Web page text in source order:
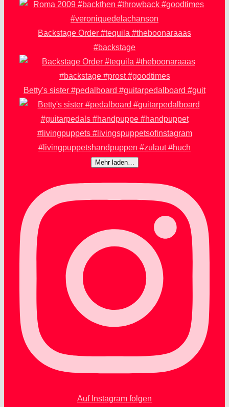
Backstage Order #tequila #theboonaraaas
#backstage
Betty's sister #pedalboard #guitarpedalboard #guit
Mehr laden…
Auf Instagram folgen